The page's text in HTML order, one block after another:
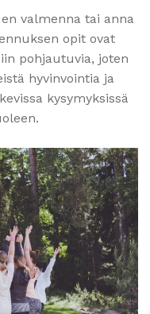
valmenna tai anna
opit ovat
pohjautuvia, joten
hyvinvointia ja
kysymyksissä